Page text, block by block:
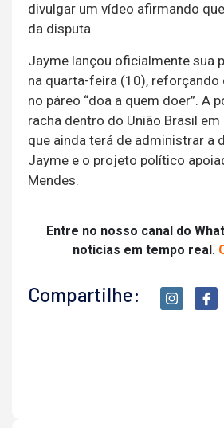
divulgar um vídeo afirmando
da disputa.
Jayme lançou oficialmente sua
na quarta-feira (10), reforçando
no páreo “doa a quem doer”. A
racha dentro do União Brasil
que ainda terá de administrar a
Jayme e o projeto político
Mendes.
Entre no nosso canal do
noticias em tempo real.
Compartilhe: